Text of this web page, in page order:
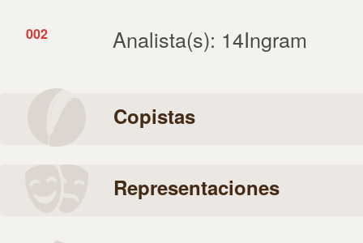
002 Analista(s): 14Ingram
Copistas
Representaciones